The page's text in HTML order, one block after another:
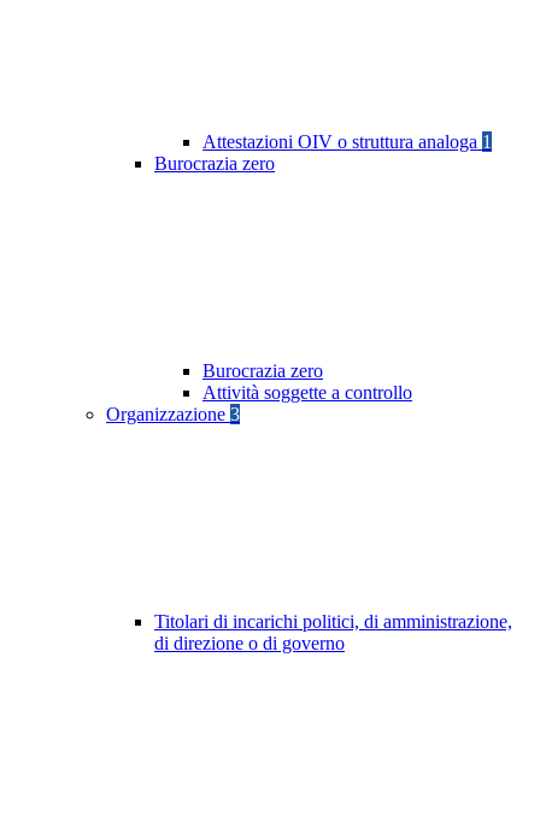
Attestazioni OIV o struttura analoga 1
Burocrazia zero
Burocrazia zero
Attività soggette a controllo
Organizzazione 3
Titolari di incarichi politici, di amministrazione,
di direzione o di governo